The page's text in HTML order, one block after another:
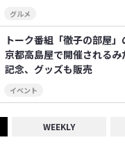
グルメ
トーク番組「徹子の部屋」
京都高島屋で開催される
記念、グッズも販売
イベント
WEEKLY